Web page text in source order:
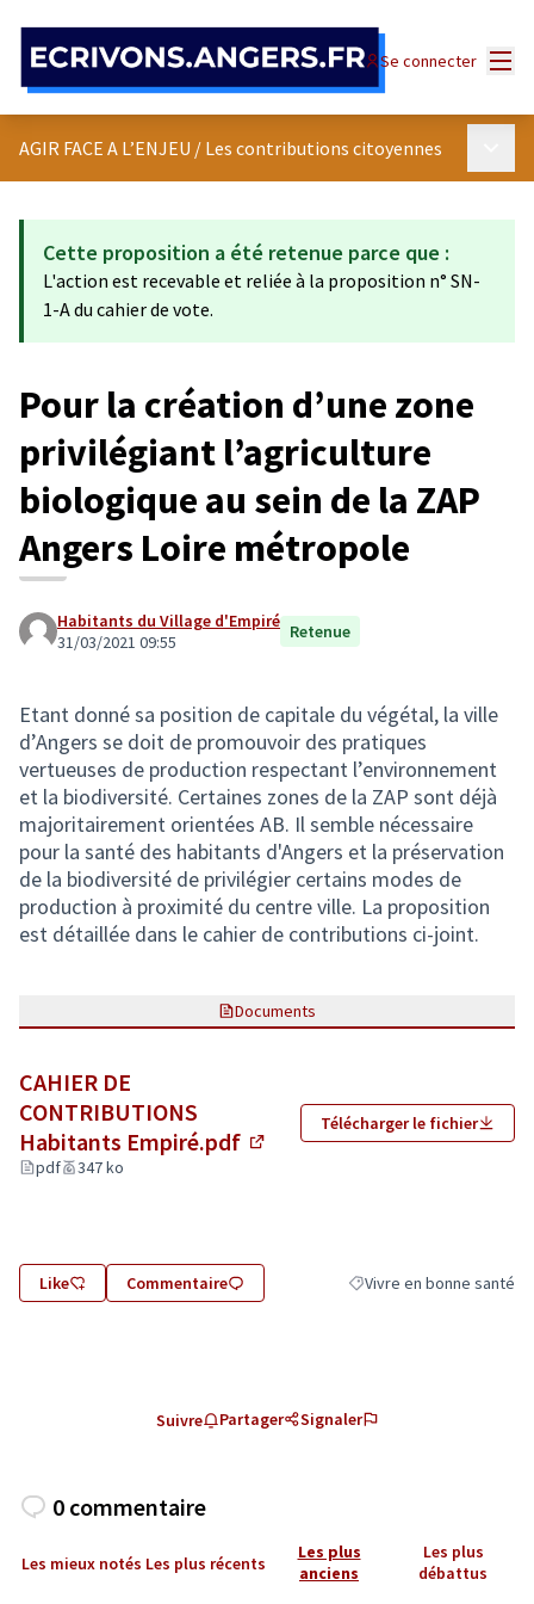
Se connecter
AGIR FACE A L’ENJEU / Les contributions citoyennes
Cette proposition a été retenue parce que :
L'action est recevable et reliée à la proposition n° SN-
1-A du cahier de vote.
Pour la création d’une zone
privilégiant l’agriculture
biologique au sein de la ZAP
Angers Loire métropole
Habitants du Village d'Empiré
31/03/2021 09:55
Retenue
Etant donné sa position de capitale du végétal, la ville
d’Angers se doit de promouvoir des pratiques
vertueuses de production respectant l’environnement
et la biodiversité. Certaines zones de la ZAP sont déjà
majoritairement orientées AB. Il semble nécessaire
pour la santé des habitants d'Angers et la préservation
de la biodiversité de privilégier certains modes de
production à proximité du centre ville. La proposition
est détaillée dans le cahier de contributions ci-joint.
Documents
CAHIER DE
CONTRIBUTIONS
Habitants Empiré.pdf
pdf 347 ko
Télécharger le fichier
Like Commentaire Filtrer les résultats de la
Vivre en bonne santé
Suivre Partager Signaler
0 commentaire
Les mieux notés Les plus récents
Les plus
anciens
Les plus
débattus